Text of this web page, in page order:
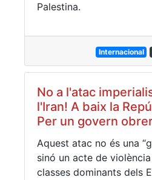
Palestina.
Internacional
No a l'atac
l'Iran! A baix la
Per un govern
Aquest atac no és una
sinó un acte de
classes dominants dels